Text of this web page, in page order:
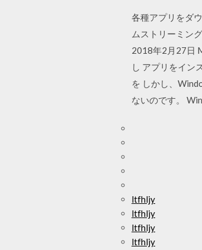
各種アプリをダ
ムストリーミン
2018年2月27日
し アプリをイン
を しかし、
ないのです。
ltfhljy
ltfhljy
ltfhljy
ltfhljy